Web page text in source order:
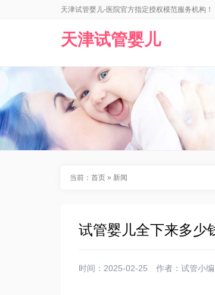
天津试管婴儿-医院官方指定授权模范服务机构！
天津试管婴儿
当前： 首页 » 新闻
试管婴儿全下来多少
时间：2025-02-25 作者： 试管小编